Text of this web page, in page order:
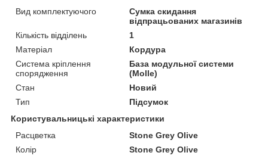
Вид комплектуючого
Сумка скидання
відпрацьованих магазинів
Кількість відділень
1
Матеріал
Кордура
Система кріплення
спорядження
База модульної системи
(Molle)
Стан
Новий
Тип
Підсумок
Користувальницькі характеристики
Расцветка
Stone Grey Olive
Колір
Stone Grey Olive